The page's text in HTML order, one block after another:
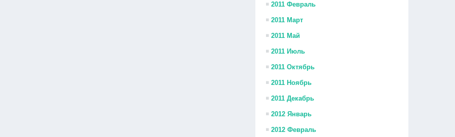
2011 Февраль
2011 Март
2011 Май
2011 Июль
2011 Октябрь
2011 Ноябрь
2011 Декабрь
2012 Январь
2012 Февраль